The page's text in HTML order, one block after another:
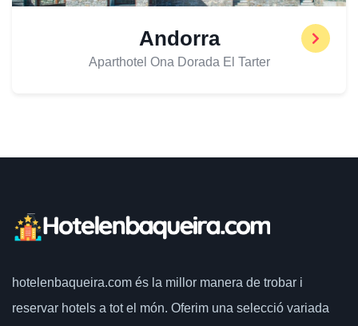
Andorra
Aparthotel Ona Dorada El Tarter
hotelenbaqueira.com és la millor manera de trobar i
reservar hotels a tot el món. Oferim una selecció variada